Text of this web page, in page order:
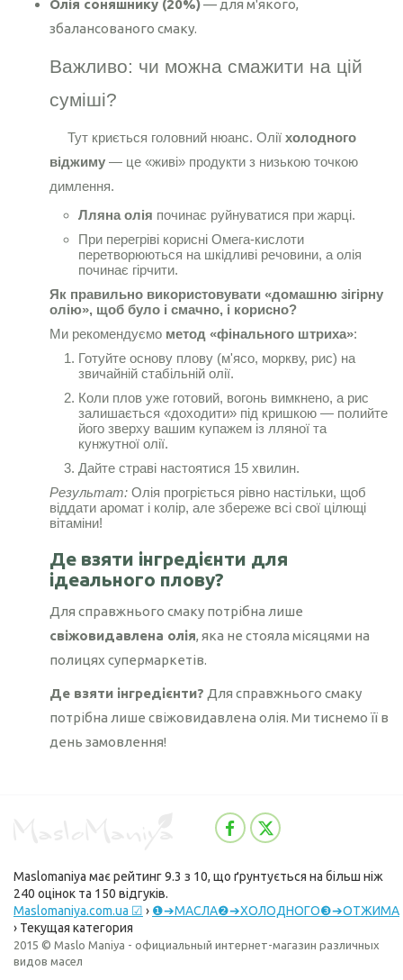
Олія соняшнику (20%)— для м'якого,
збалансованого смаку.
Важливо: чи можна смажити на цій
суміші?
Тут криється головний нюанс. Олії холодного
віджиму — це «живі» продукти з низькою точкою
димлення.
Лляна олія починає руйнуватися при жарці.
При перегріві корисні Омега-кислоти
перетворюються на шкідливі речовини, а олія
починає гірчити.
Як правильно використовувати «домашню зігірну
олію», щоб було і смачно, і корисно?
Ми рекомендуємо метод «фінального штриха»:
Готуйте основу плову (м'ясо, моркву, рис) на
звичайній стабільній олії.
Коли плов уже готовий, вогонь вимкнено, а рис
залишається «доходити» під кришкою — полийте
його зверху вашим купажем із лляної та
кунжутної олії.
Дайте страві настоятися 15 хвилин.
Результат: Олія прогріється рівно настільки, щоб
віддати аромат і колір, але збереже всі свої цілющі
вітаміни!
Де взяти інгредієнти для
ідеального плову?
Для справжнього смаку потрібна лише
свіжовидавлена олія, яка не стояла місяцями на
полицях супермаркетів.
Де взяти інгредієнти? Для справжнього смаку
потрібна лише свіжовидавлена олія. Ми тиснемо її в
день замовлення!
Maslomaniya має рейтинг9.3 з 10, що ґрунтується на більш ніж
240 оцінок та 150 відгуків.
Maslomaniya.com.ua ☑ › ❶➔МАСЛА❷➔ХОЛОДНОГО❸➔ОТЖИМА
› Текущая категория
2015 © Maslo Maniya - официальный интернет-магазин различных
видов масел